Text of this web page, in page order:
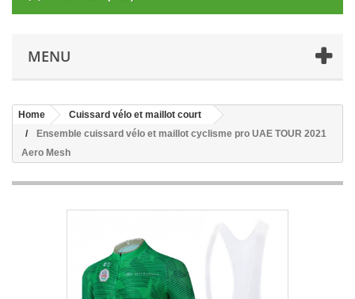
MENU
Home
Cuissard vélo et maillot court
Ensemble cuissard vélo et maillot cyclisme pro UAE TOUR 2021
Aero Mesh